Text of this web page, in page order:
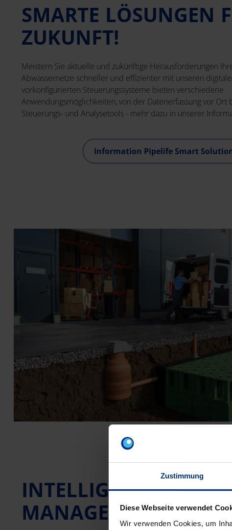
Zustimmung
Diese Webseite verwendet
Wir verwenden Cookies, um
SMARTE LÖSUNGEN
ZUKUNFT!
Meistern Sie aktuelle und zukünftige Herausforderungen
Abwassernetze schneller und effizienter mit unseren
vorkonfigurierten Steuerungssysteme bieten verschiedene
Anwendungsmöglichkeiten, von der Datenerfassung vor Ort
Steuerungs- und Analysetools - mehr dazu in unserer
Information Pipelife Smart
INTELLIGENTES
MANAGEMENT